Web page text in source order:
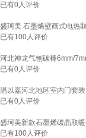
已有0人评价
盛珂美 石墨烯壁画式电热
已有100人评价
河北神龙气刨碳棒6mm/
已有0人评价
温以嘉河北地区室内门套
已有0人评价
盛珂美新款石墨烯碳晶取
已有100人评价